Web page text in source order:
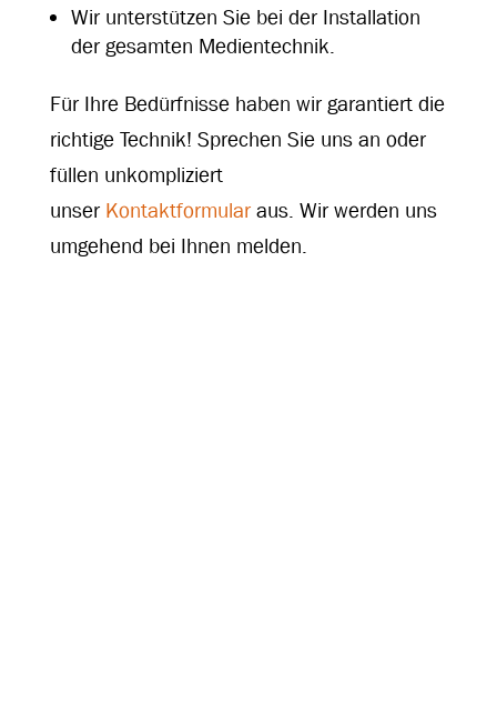
Wir unterstützen Sie bei der Installation
der gesamten Medientechnik.
Für Ihre Bedürfnisse haben wir garantiert die
richtige Technik! Sprechen Sie uns an oder
füllen unkompliziert
unser Kontaktformular aus. Wir werden uns
umgehend bei Ihnen melden.